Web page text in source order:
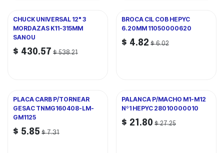
CHUCK UNIVERSAL 12" 3
MORDAZAS K11-315MM
SANOU
$ 430.57 $538.21
BROCA CIL COB HEPYC
6.20MM 11050000620
$ 4.82 $6.02
PLACA CARB P/TORNEAR
GESAC TNMG160408-LM-
GM1125
$ 5.85 $7.31
PALANCA P/MACHO M1-M12
Nº1 HEPYC 28010000010
$ 21.80 $27.25